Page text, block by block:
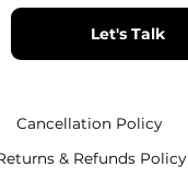
Let's Talk
Cancellation Policy
& Refunds Policy